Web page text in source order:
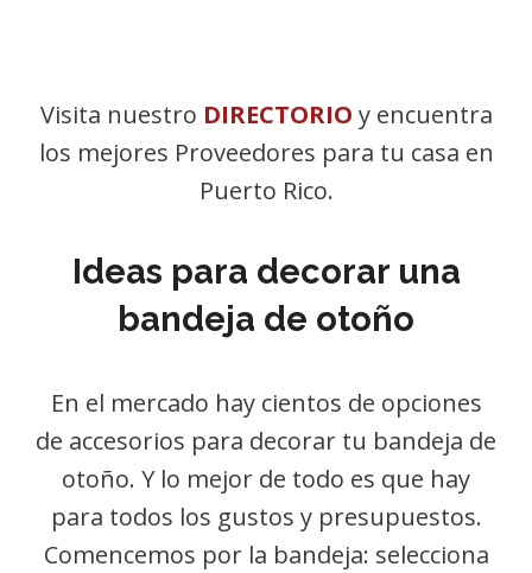
Visita nuestro DIRECTORIO y encuentra
los mejores Proveedores para tu casa en
Puerto Rico.
Ideas para decorar una
bandeja de otoño
En el mercado hay cientos de opciones
de accesorios para decorar tu bandeja de
otoño. Y lo mejor de todo es que hay
para todos los gustos y presupuestos.
Comencemos por la bandeja: selecciona